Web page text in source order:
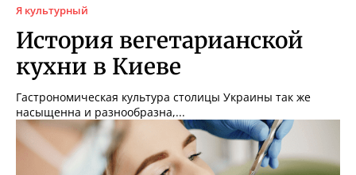
Я культурный
История вегетарианской
кухни в Киеве
Гастрономическая культура столицы Украины так же
насыщенна и разнообразна,...